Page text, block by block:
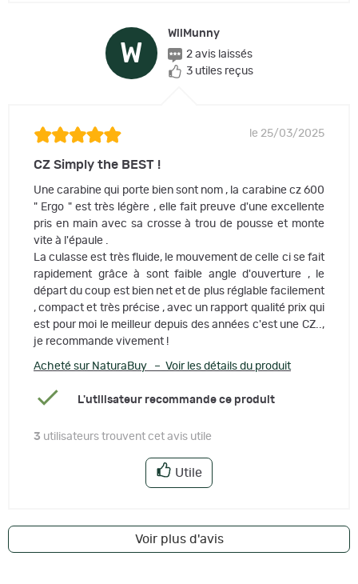
W
WilMunny
2 avis laissés
3 utiles reçus
le 25/03/2025
CZ Simply the BEST !
Une carabine qui porte bien sont nom , la carabine cz 600
" Ergo " est très légère , elle fait preuve d'une excellente
pris en main avec sa crosse à trou de pousse et monte
vite à l'épaule .
La culasse est très fluide, le mouvement de celle ci se fait
rapidement grâce à sont faible angle d'ouverture , le
départ du coup est bien net et de plus réglable facilement
, compact et très précise , avec un rapport qualité prix qui
est pour moi le meilleur depuis des années c'est une CZ..,
je recommande vivement !
Acheté sur NaturaBuy – Voir les détails du produit
L'utilisateur recommande ce produit
3 utilisateurs trouvent cet avis utile
Utile
Voir plus d'avis